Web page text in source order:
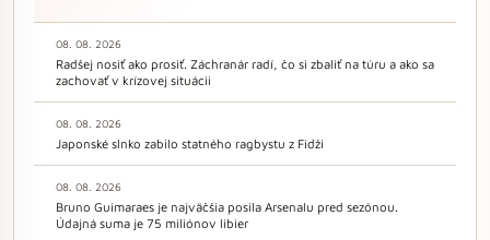
08. 08. 2026
Radšej nosiť ako prosiť. Záchranár radí, čo si zbaliť na túru a ako sa
zachovať v krízovej situácii
08. 08. 2026
Japonské slnko zabilo statného ragbystu z Fidži
08. 08. 2026
Bruno Guimaraes je najväčšia posila Arsenalu pred sezónou.
Údajná suma je 75 miliónov libier